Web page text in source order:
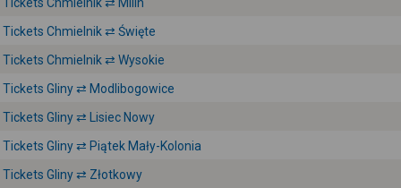
Tickets Chmielnik ⇄ Święte
Tickets Chmielnik ⇄ Wysokie
Tickets Gliny ⇄ Modlibogowice
Tickets Gliny ⇄ Lisiec Nowy
Tickets Gliny ⇄ Piątek Mały-Kolonia
Tickets Gliny ⇄ Złotkowy